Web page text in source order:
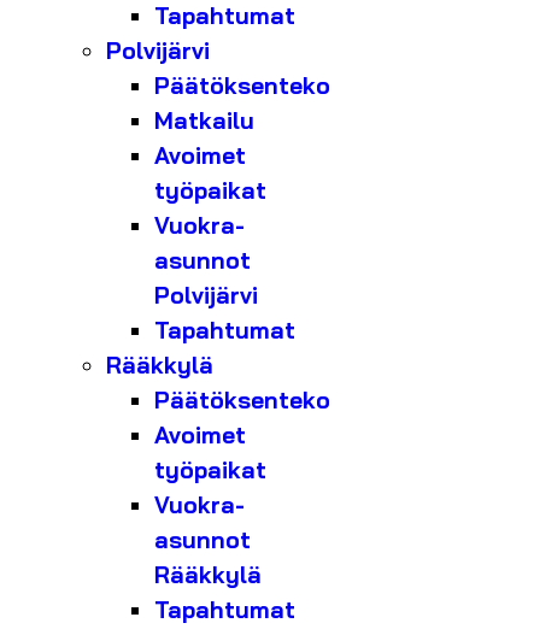
Tapahtumat
Polvijärvi
Päätöksenteko
Matkailu
Avoimet
työpaikat
Vuokra-
asunnot
Polvijärvi
Tapahtumat
Rääkkylä
Päätöksenteko
Avoimet
työpaikat
Vuokra-
asunnot
Rääkkylä
Tapahtumat